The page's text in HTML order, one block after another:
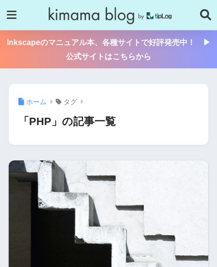
Inkscapeのマニュアル本、各種サイトで好評発売中！ ▶
公式サイトはこちらから
ホーム タグ
「PHP」の記事一覧